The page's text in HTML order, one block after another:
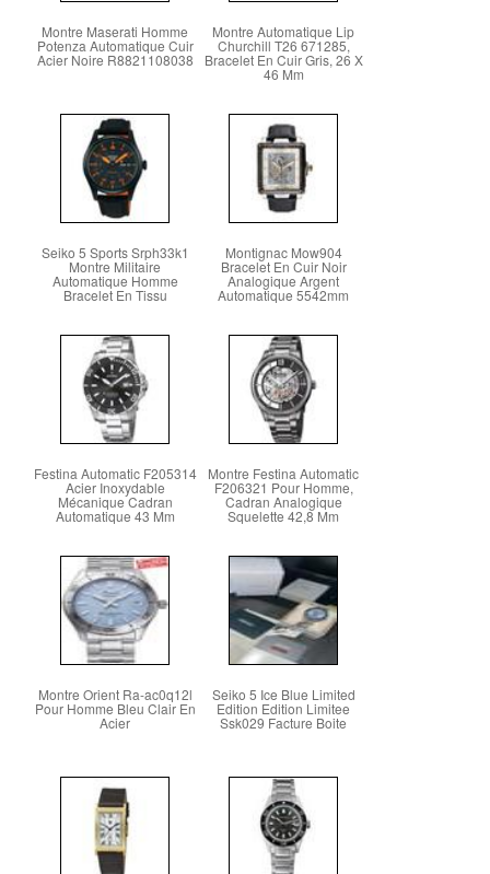
Montre Maserati Homme
Potenza Automatique Cuir
Acier Noire R8821108038
Montre Automatique Lip
Churchill T26 671285,
Bracelet En Cuir Gris, 26 X
46 Mm
Seiko 5 Sports Srph33k1
Montre Militaire
Automatique Homme
Bracelet En Tissu
Montignac Mow904
Bracelet En Cuir Noir
Analogique Argent
Automatique 5542mm
Festina Automatic F205314
Acier Inoxydable
Mécanique Cadran
Automatique 43 Mm
Montre Festina Automatic
F206321 Pour Homme,
Cadran Analogique
Squelette 42,8 Mm
Montre Orient Ra-ac0q12l
Pour Homme Bleu Clair En
Acier
Seiko 5 Ice Blue Limited
Edition Edition Limitee
Ssk029 Facture Boite